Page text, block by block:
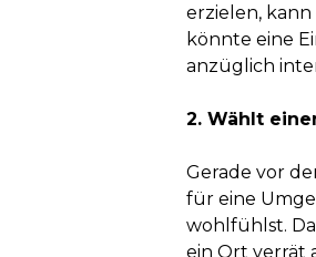
erzielen,
könnte eine
anzüglich
2. Wählt
Gerade vor
für eine
wohlfühlst.
ein Ort verrät